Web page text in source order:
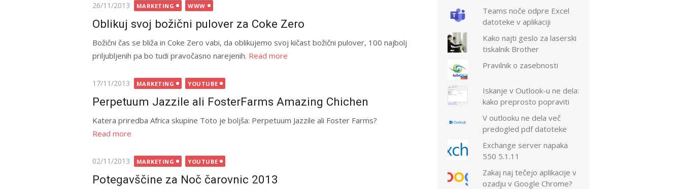
Posted
on
26/11/2013 MARKETING WWW
Oblikuj svoj božični pulover za Coke Zero
Božični čas se bliža in Coke Zero vabi, da oblikujemo svoj kičast božični pulover, 100 najbolj
priljubljenih pa bo tudi pravočasno narejenih. Read more
Posted
on
17/11/2013 MARKETING YOUTUBE
Perpetuum Jazzile ali FosterFarms Amazing Chichen
Katera priredba Africa skupine Toto je boljša: Perpetuum Jazzile ali Foster Farms?
Read more
Posted
on
02/11/2013 MARKETING YOUTUBE
Potegavščine za Noč čarovnic 2013
Teams noče odpre Excel
datoteke v aplikaciji
Kako najti geslo za laserski
tiskalnik Brother
Pravilnik o zasebnosti
Iskanje v Outlook-u ne dela:
kako preprosto popraviti
V outlooku ne dela več
predogled pdf datoteke
Exchange server napaka
550 5.1.11
Zakaj naj tečejo aplikacije v
ozadju v Google Chrome?